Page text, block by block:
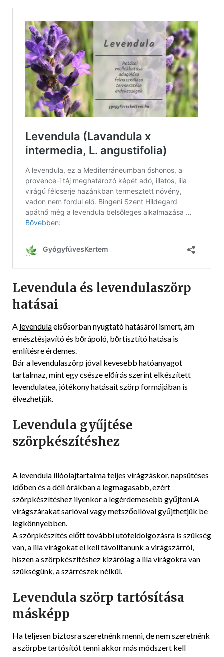
Levendula és levendulaszörp
hatásai
A levendulaelsősorban nyugtató hatásáról ismert, ám
emésztésjavító és bőrápoló, bőrtisztító hatása is
említésre érdemes.
Bár a levendulaszörp jóval kevesebb hatóanyagot
tartalmaz, mint egy csésze előírás szerint elkészített
levendulatea, jótékony hatásait szörp formájában is
élvezhetjük.
Levendula gyűjtése
szörpkészítéshez
A levendula illóolajtartalma teljes virágzáskor, napsütéses
időben és a déli órákban a legmagasabb, ezért
szörpkészítéshez ilyenkor a legérdemesebb gyűjteni.A
virágszárakat sarlóval vagy metszőollóval gyűjthetjük be
legkönnyebben.
A szörpkészítés előtt további utófeldolgozásra is szükség
van, a lila virágokat el kell távolítanunk a virágszárról,
hiszen a szörpkészítéshez kizárólag a lila virágokra van
szükségünk, a szárrészek nélkül.
Levendula szörp tartósítása
másképp
Ha teljesen biztosra szeretnénk menni, de nem szeretnénk
a szörpbe tartósítót tenni akkor más módszert kell